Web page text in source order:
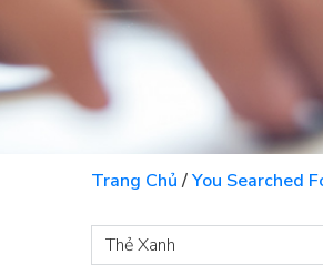
Trang Chủ/You Searched